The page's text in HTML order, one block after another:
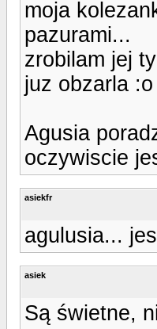
moja
pazurami...
zrobilam jej
juz obzarla :o
Agusia
oczywiscie
asiekfr
agulusia...
asiek
Są świetne,